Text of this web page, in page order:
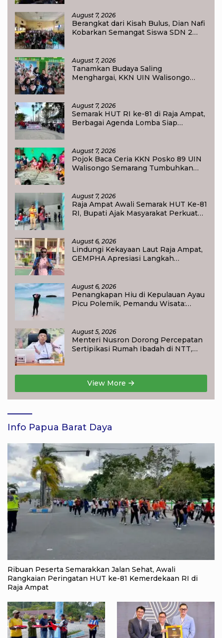
August 7, 2026
Berangkat dari Kisah Bulus, Dian Nafi
Kobarkan Semangat Siswa SDN 2
August 7, 2026
Tanamkan Budaya Saling
Menghargai, KKN UIN Walisongo
August 7, 2026
Semarak HUT RI ke-81 di Raja Ampat,
Berbagai Agenda Lomba Siap
August 7, 2026
Pojok Baca Ceria KKN Posko 89 UIN
Walisongo Semarang Tumbuhkan
August 7, 2026
Raja Ampat Awali Semarak HUT Ke-81
RI, Bupati Ajak Masyarakat Perkuat
August 6, 2026
Lindungi Kekayaan Laut Raja Ampat,
GEMPHA Apresiasi Langkah
August 6, 2026
Penangkapan Hiu di Kepulauan Ayau
Picu Polemik, Pemandu Wisata:
August 5, 2026
Menteri Nusron Dorong Percepatan
Sertipikasi Rumah Ibadah di NTT,
View More
Info Papua Barat Daya
Ribuan Peserta Semarakkan Jalan Sehat, Awali
Rangkaian Peringatan HUT ke-81 Kemerdekaan RI di
Raja Ampat